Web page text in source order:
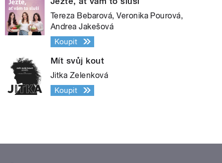
Tereza Bebarová, Veronika Pourová,
Andrea Jakešová
Koupit
Mít svůj kout
Jitka Zelenková
Koupit